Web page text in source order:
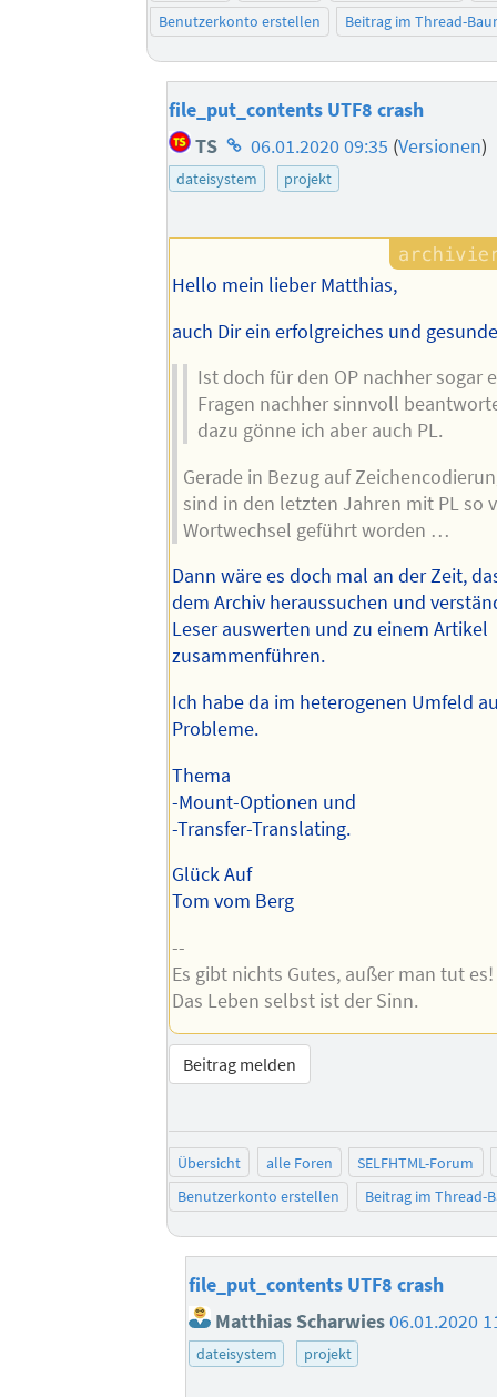
Benutzerkonto erstellen
Beitrag im Thread-
file_put_contents UTF8 crash
TS Homepage
des
06.01.2020 09:35 (Versionen)
dateisystem projekt
Hello mein lieber Matthias,
auch Dir ein erfolgreiches und
Ist doch für den OP nachher sogar
Fragen nachher sinnvoll
dazu gönne ich aber auch PL.
Gerade in Bezug auf
sind in den letzten Jahren mit PL so
Wortwechsel geführt worden …
Dann wäre es doch mal an der Zeit,
dem Archiv heraussuchen und
Leser auswerten und zu einem Artikel
zusammenführen.
Ich habe da im heterogenen Umfeld
Probleme.
Thema
-Mount-Optionen und
-Transfer-Translating.
Glück Auf
Tom vom Berg
--
Es gibt nichts Gutes, außer man tut es!
Das Leben selbst ist der Sinn.
Beitrag melden
Übersicht alle Foren
SELFHTML-Forum
Benutzerkonto erstellen
Beitrag im Thread-
file_put_contents UTF8 crash
Matthias Scharwies06.01.2020
dateisystem projekt